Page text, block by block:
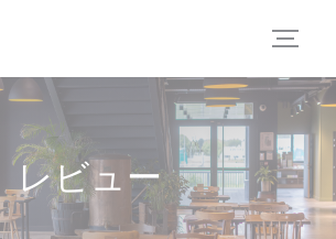
ついて
レビュー